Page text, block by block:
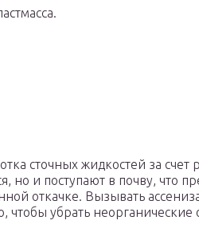
сточных жидкостей за счет
но и поступают в почву, что
откачке. Вызывать
чтобы убрать неорганические